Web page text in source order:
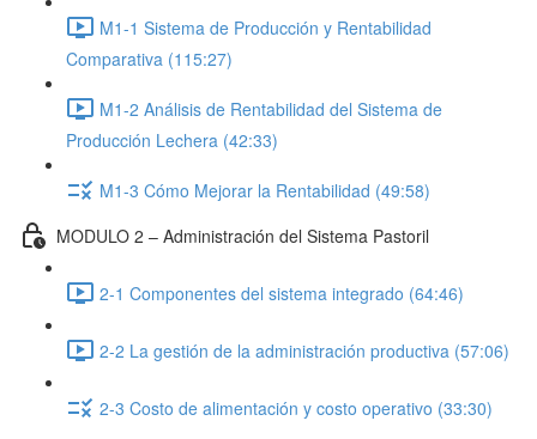
M1-1 Sistema de Producción y Rentabilidad
Comparativa (115:27)
M1-2 Análisis de Rentabilidad del Sistema de
Producción Lechera (42:33)
M1-3 Cómo Mejorar la Rentabilidad (49:58)
MODULO 2 – Administración del Sistema Pastoril
2-1 Componentes del sistema integrado (64:46)
2-2 La gestión de la administración productiva (57:06)
2-3 Costo de alimentación y costo operativo (33:30)